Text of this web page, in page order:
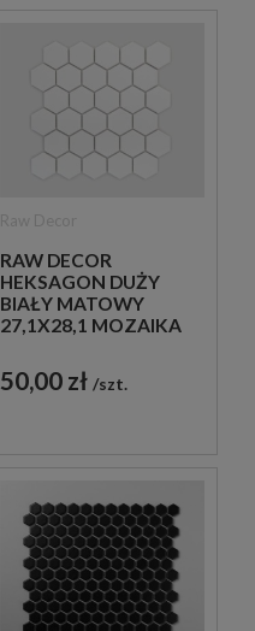
RAW DECOR
HEKSAGON DUŻY
BIAŁY MATOWY
27,1X28,1 MOZAIKA
50,00 zł szt.